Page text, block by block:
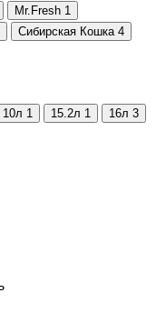
Mr.Fresh 1
Сибирская Кошка 4
10л 1 15.2л 1 16л 3